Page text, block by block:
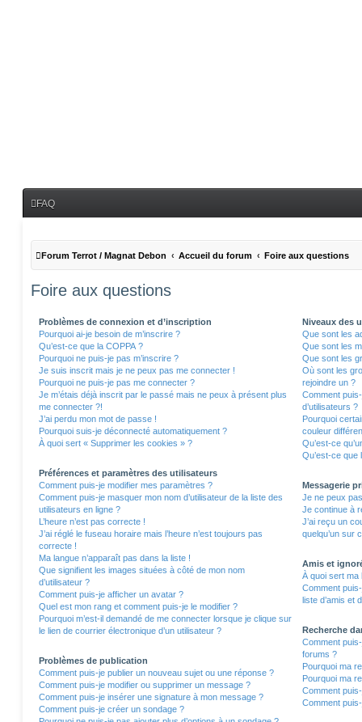
FAQ
Forum Terrot / Magnat Debon Accueil du forum Foire aux questions
Foire aux questions
Problèmes de connexion et d’inscription
Pourquoi ai-je besoin de m’inscrire ?
Qu’est-ce que la COPPA ?
Pourquoi ne puis-je pas m’inscrire ?
Je suis inscrit mais je ne peux pas me connecter !
Pourquoi ne puis-je pas me connecter ?
Je m’étais déjà inscrit par le passé mais ne peux à présent plus
me connecter ?!
J’ai perdu mon mot de passe !
Pourquoi suis-je déconnecté automatiquement ?
À quoi sert « Supprimer les cookies » ?
Préférences et paramètres des utilisateurs
Comment puis-je modifier mes paramètres ?
Comment puis-je masquer mon nom d’utilisateur de la liste des
utilisateurs en ligne ?
L’heure n’est pas correcte !
J’ai réglé le fuseau horaire mais l’heure n’est toujours pas
correcte !
Ma langue n’apparaît pas dans la liste !
Que signifient les images situées à côté de mon nom
d’utilisateur ?
Comment puis-je afficher un avatar ?
Quel est mon rang et comment puis-je le modifier ?
Pourquoi m’est-il demandé de me connecter lorsque je clique sur
le lien de courrier électronique d’un utilisateur ?
Problèmes de publication
Comment puis-je publier un nouveau sujet ou une réponse ?
Comment puis-je modifier ou supprimer un message ?
Comment puis-je insérer une signature à mon message ?
Comment puis-je créer un sondage ?
Niveaux des
Que sont les
Que sont les
Que sont les
Où sont les
rejoindre un ?
Comment
d’utilisateurs ?
Pourquoi
couleur
Qu’est-ce
Qu’est-ce que
Messagerie
Je ne peux
Je continue à
J’ai reçu un
quelqu’un sur
Amis et
À quoi sert ma
Comment
liste d’amis et
Recherche
Comment
forums ?
Pourquoi ma
Pourquoi ma
Comment
Comment